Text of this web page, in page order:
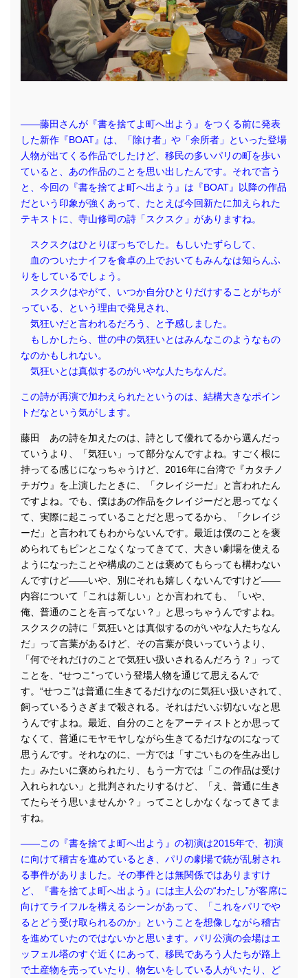
――藤田さんが『書を捨てよ町へ出よう』をつくる前に発表
した新作『BOAT』は、「除け者」や「余所者」といった登場
人物が出てくる作品でしたけど、移民の多いパリの町を歩い
ていると、あの作品のことを思い出したんです。それで言う
と、今回の『書を捨てよ町へ出よう』は『BOAT』以降の作品
だという印象が強くあって、たとえば今回新たに加えられた
テキストに、寺山修司の詩「スクスク」がありますね。
スクスクはひとりぼっちでした。もしいたずらして、
血のついたナイフを食卓の上でおいてもみんなは知らんふ
りをしているでしょう。
スクスクはやがて、いつか自分ひとりだけすることがちが
っている、という理由で発見され、
気狂いだと言われるだろう、と予感しました。
もしかしたら、世の中の気狂いとはみんなこのようなもの
なのかもしれない。
気狂いとは真似するのがいやな人たちなんだ。
この詩が再演で加わえられたというのは、結構大きなポイン
トだなという気がします。
藤田 あの詩を加えたのは、詩として優れてるから選んだっ
ていうより、「気狂い」って部分なんですよね。すごく根に
持ってる感じになっちゃうけど、2016年に台湾で『カタチノ
チガウ』を上演したときに、「クレイジーだ」と言われたん
ですよね。でも、僕はあの作品をクレイジーだと思ってなく
て、実際に起こっていることだと思ってるから、「クレイジ
ーだ」と言われてもわからないんです。最近は僕のことを褒
められてもピンとこなくなってきてて、大きい劇場を使える
ようになったことや構成のことは褒めてもらっても構わない
んですけど――いや、別にそれも嬉しくないんですけど――
内容について「これは新しい」とか言われても、「いや、
俺、普通のことを言ってない？」と思っちゃうんですよね。
スクスクの詩に「気狂いとは真似するのがいやな人たちなん
だ」って言葉があるけど、その言葉が良いっていうより、
「何でそれだけのことで気狂い扱いされるんだろう？」って
ことを、“せつこ”っていう登場人物を通じて思えるんで
す。“せつこ”は普通に生きてるだけなのに気狂い扱いされて、
飼っているうさぎまで殺される。それはだいぶ切ないなと思
うんですよね。最近、自分のことをアーティストとか思って
なくて、普通にモヤモヤしながら生きてるだけなのになって
思うんです。それなのに、一方では「すごいものを生み出し
た」みたいに褒められたり、もう一方では「この作品は受け
入れられない」と批判されたりするけど、「え、普通に生き
てたらそう思いませんか？」ってことしかなくなってきてま
すね。
――この『書を捨てよ町へ出よう』の初演は2015年で、初演
に向けて稽古を進めているとき、パリの劇場で銃が乱射され
る事件がありました。その事件とは無関係ではありますけ
ど、『書を捨てよ町へ出よう』には主人公の“わたし”が客席に
向けてライフルを構えるシーンがあって、「これをパリでや
るとどう受け取られるのか」ということを想像しながら稽古
を進めていたのではないかと思います。パリ公演の会場はエ
ッフェル塔のすぐ近くにあって、移民であろう人たちが路上
で土産物を売っていたり、物乞いをしている人がいたり、ど